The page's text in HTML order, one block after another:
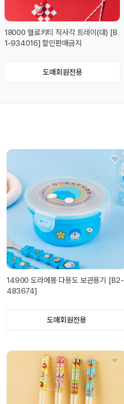
18000 헬로키티 직사각 트레이(대) [B
1-934016] 할인판매금지
도매회원전용
14900 도라에몽 다용도 보관용기 [B2-
483674]
도매회원전용